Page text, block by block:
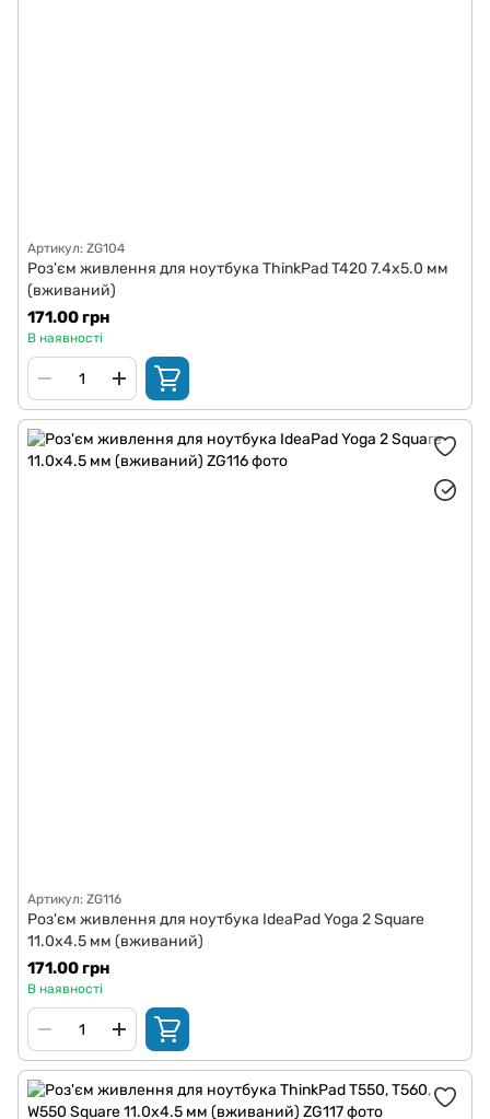
Артикул: ZG104
Роз'єм живлення для ноутбука ThinkPad T420 7.4x5.0 мм
(вживаний)
171.00 грн
В наявності
Артикул: ZG116
Роз'єм живлення для ноутбука IdeaPad Yoga 2 Square
11.0x4.5 мм (вживаний)
171.00 грн
В наявності